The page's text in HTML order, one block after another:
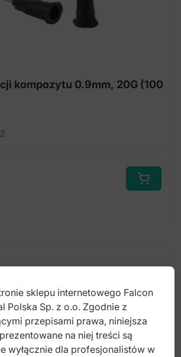
na ostre odpady medyczne
kompozytu 0.9mm, 20G (100
sklepu internetowego Falcon
Polska Sp. z o.o. Zgodnie z
przepisami prawa, niniejsza
na niej treści są
wyłącznie dla profesjonalistów w